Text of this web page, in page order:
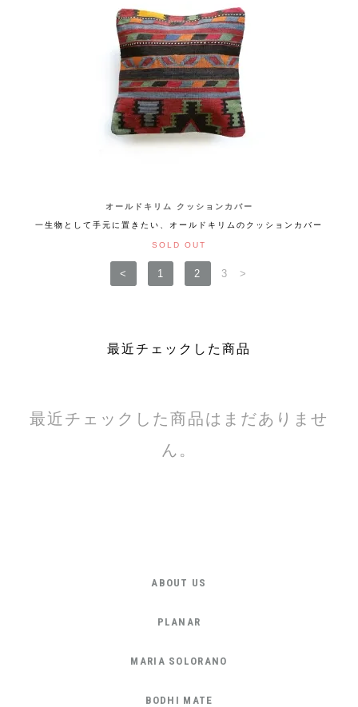
オールドキリム クッションカバー
一生物として手元に置きたい、オールドキリムのクッションカバー
SOLD OUT
< 1 2 3 >
最近チェックした商品
最近チェックした商品はまだありませ
ん。
ABOUT US
PLANAR
MARIA SOLORANO
BODHI MATE